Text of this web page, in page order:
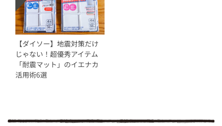
【ダイソー】地震対策だけ
じゃない！超優秀アイテム
「耐震マット」のイエナカ
活用術6選